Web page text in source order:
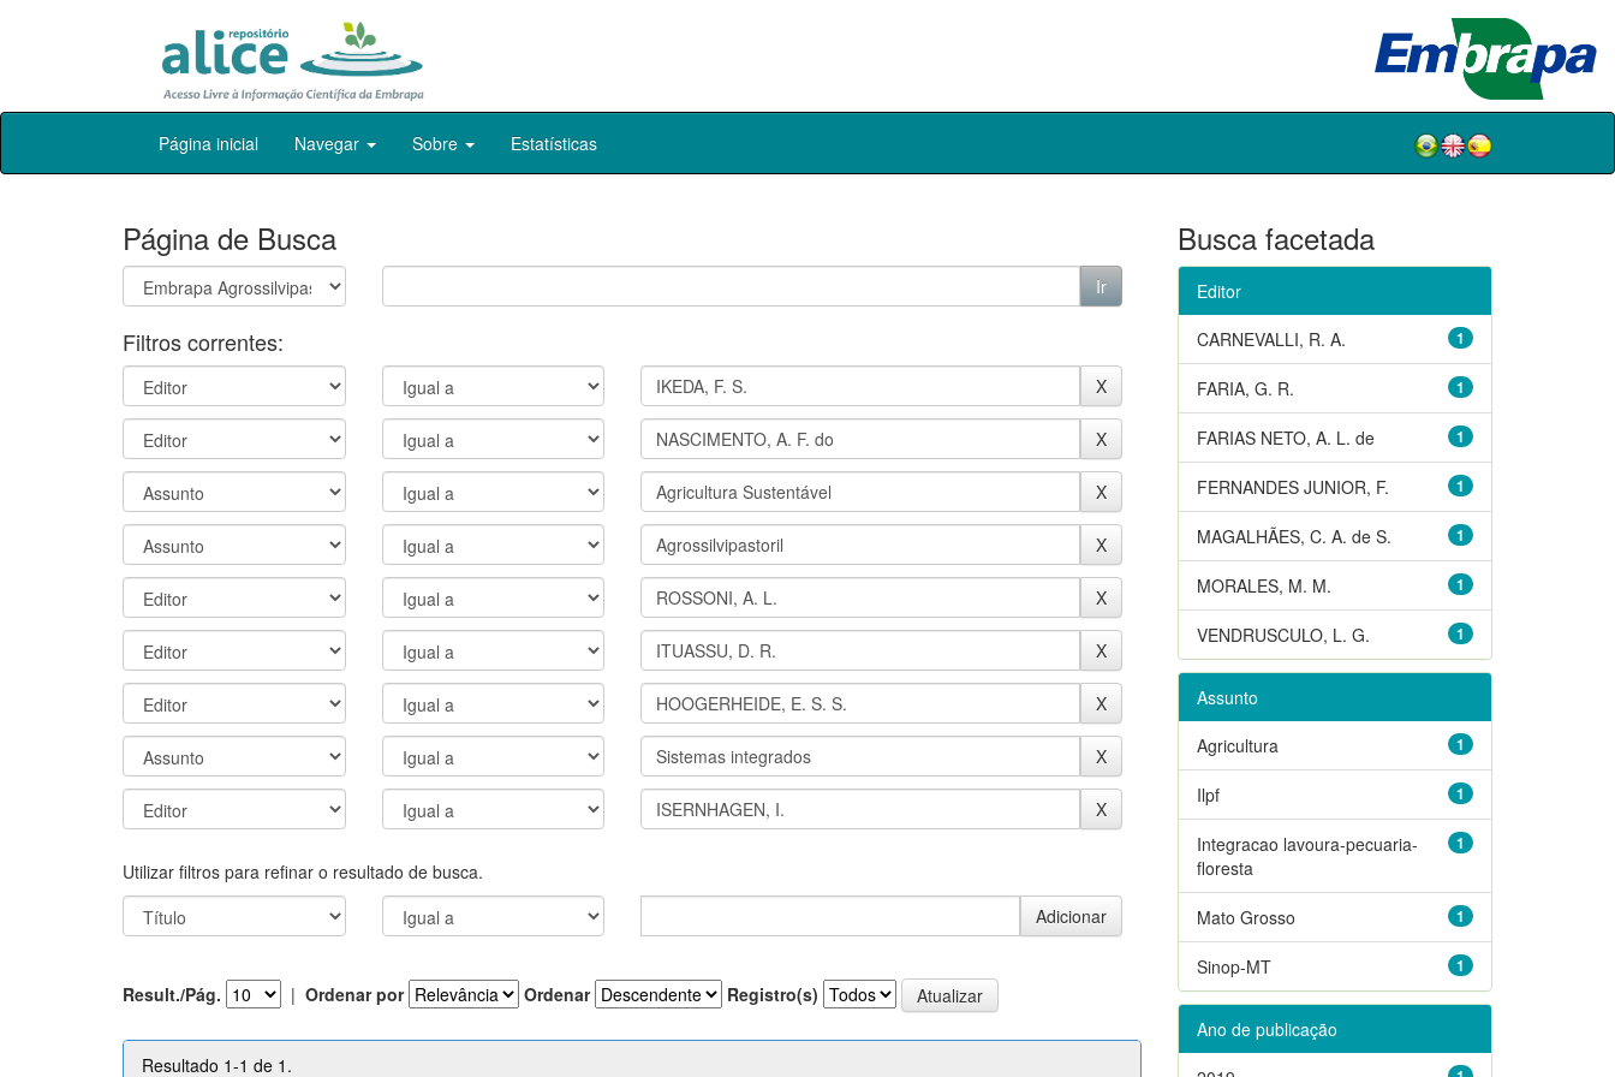
Skip
Página inicial Navegar Sobre Estatísticas
Página de Busca
Filtros correntes:
Utilizar filtros para refinar o resultado de busca.
Result./Pág. | Ordenar por Ordenar Registro(s)
Resultado 1-1 de 1.
Busca facetada
Editor
1
CARNEVALLI, R. A.
1
FARIA, G. R.
1
FARIAS NETO, A. L. de
1
FERNANDES JUNIOR, F.
1
MAGALHÃES, C. A. de S.
1
MORALES, M. M.
1
VENDRUSCULO, L. G.
Assunto
1
Agricultura
1
Ilpf
1
Integracao lavoura-pecuaria-
floresta
1
Mato Grosso
1
Sinop-MT
Ano de publicação